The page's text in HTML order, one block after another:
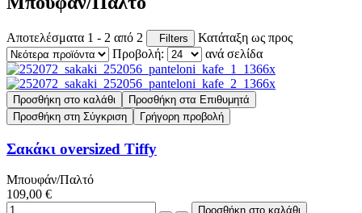
Αποτελέσματα 1 - 2 από 2 Filters
Κατάταξη ως προς
Προβολή:
ανά σελίδα
Προσθήκη στο καλάθι
Προσθήκη στα Επιθυμητά
Προσθήκη στη Σύγκριση
Γρήγορη προβολή
Σακάκι oversized Tiffy
Μπουφάν/Παλτό
109,00 €